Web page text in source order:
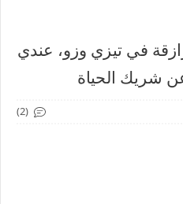
في تيزي وزو، عندي
(2)